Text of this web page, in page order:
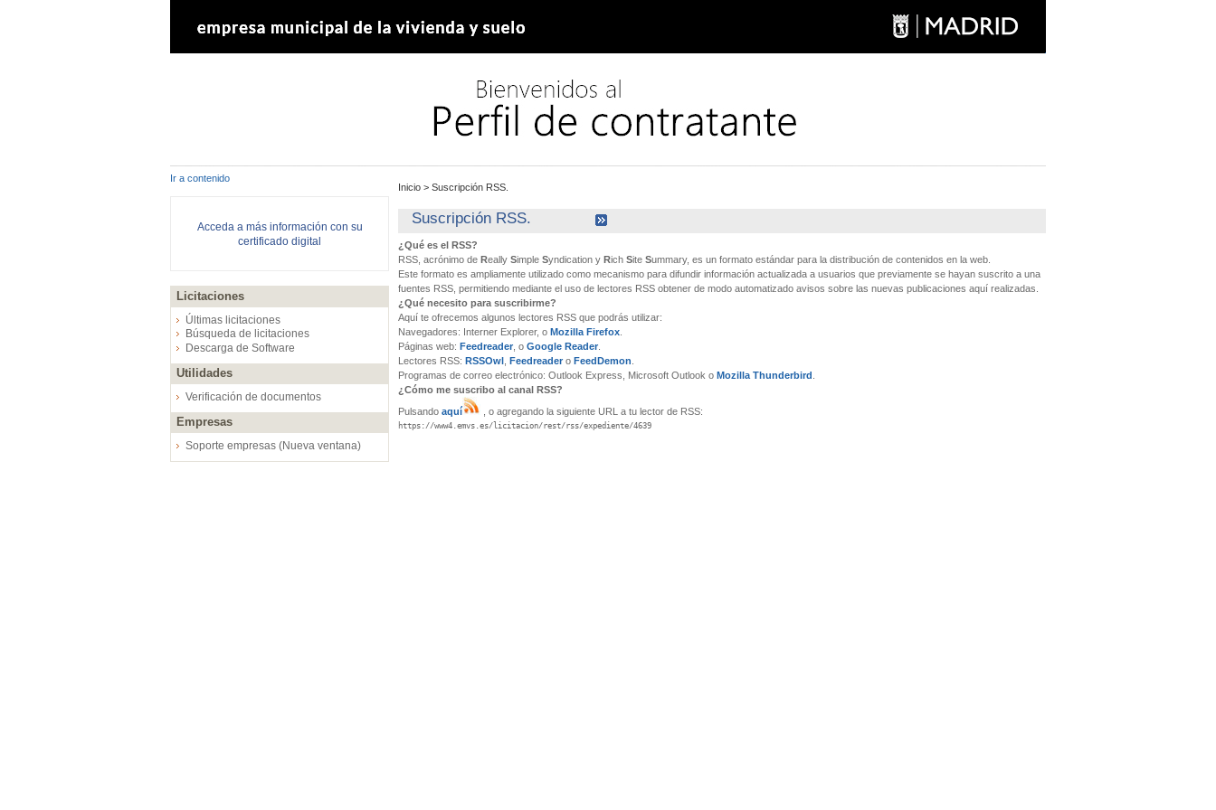
Ir a contenido
Acceda a más información con su
certificado digital
Licitaciones
Últimas licitaciones
Búsqueda de licitaciones
Descarga de Software
Utilidades
Verificación de documentos
Empresas
Soporte empresas (Nueva ventana)
Inicio > Suscripción RSS.
Suscripción RSS.
¿Qué es el RSS?
RSS, acrónimo de Really Simple Syndication y Rich Site Summary, es un formato estándar para la distribución de contenidos en la web.
Este formato es ampliamente utilizado como mecanismo para difundir información actualizada a usuarios que previamente se hayan suscrito a una
fuentes RSS, permitiendo mediante el uso de lectores RSS obtener de modo automatizado avisos sobre las nuevas publicaciones aquí realizadas.
¿Qué necesito para suscribirme?
Aquí te ofrecemos algunos lectores RSS que podrás utilizar:
Navegadores: Interner Explorer, o Mozilla Firefox
Páginas web: Feedreader , o Google Reader
Lectores RSS: RSSOwl Feedreader o FeedDemon
Programas de correo electrónico: Outlook Express, Microsoft Outlook o Mozilla Thunderbird
¿Cómo me suscribo al canal RSS?
Pulsando aquí , o agregando la siguiente URL a tu lector de RSS:
https://www4.emvs.es/licitacion/rest/rss/expediente/4639